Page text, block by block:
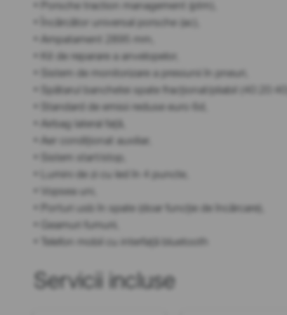
• Porsche traction management (ptm),
• Încărcător universal porsche (ac),
• Ampatament 2895 mm,
• Kit de reparare a anvelopelor,
• Sistem de monitorizare a presiunii în pneuri,
• Spătarul banchetei spate fracționat/pliabil (40:20:40),
• Standard de emisii reduse euro 6d,
• Airbag lateral față,
• Aer condiționat auxiliar,
• Sistem start/stop,
• Lumini de zi cu led în 4 puncte,
• Vopsea uni,
• Porturi usb în spate (doar funcție de încărcare),
• Geamuri fumurii,
• Telefon mobil cu interfață bluetooth
Servicii incluse